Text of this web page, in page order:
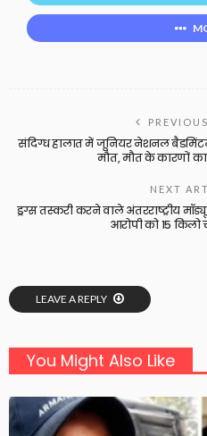
संदिग्ध हालात में जूनियर नेशनल
मौत, मौत के कारणों
NEXT
ड्रग्स तस्करी करने वाले अंतरराष्ट्रीय
आरोपी को 15
LEAVE A REPLY
You Might Also Like